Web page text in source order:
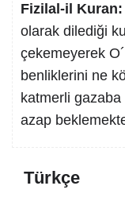
Fizilal-il Kuran:
olarak dilediği
çekemeyerek
benliklerini ne
katmerli gazaba
azap
Türkçe